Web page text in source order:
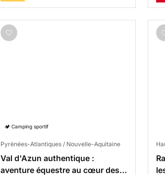
🏕️ Camping sportif
Pyrénées-Atlantiques / Nouvelle-Aquitaine
Val d'Azun authentique :
aventure équestre au cœur des